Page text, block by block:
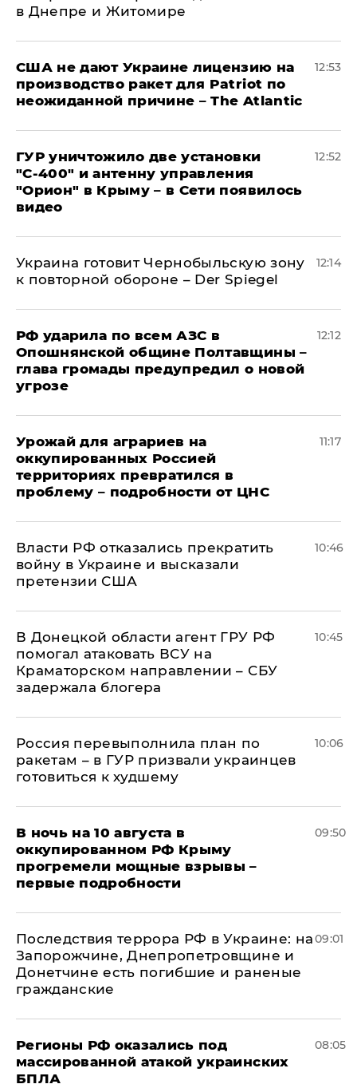
в Днепре и Житомире
США не дают Украине лицензию на
производство ракет для Patriot по
неожиданной причине – The Atlantic
12:53
ГУР уничтожило две установки
"С‑400" и антенну управления
"Орион" в Крыму – в Сети появилось
видео
12:52
Украина готовит Чернобыльскую зону
к повторной обороне – Der Spiegel
12:14
РФ ударила по всем АЗС в
Опошнянской общине Полтавщины –
глава громады предупредил о новой
угрозе
12:12
Урожай для аграриев на
оккупированных Россией
территориях превратился в
проблему – подробности от ЦНС
11:17
Власти РФ отказались прекратить
войну в Украине и высказали
претензии США
10:46
В Донецкой области агент ГРУ РФ
помогал атаковать ВСУ на
Краматорском направлении – СБУ
задержала блогера
10:45
Россия перевыполнила план по
ракетам – в ГУР призвали украинцев
готовиться к худшему
10:06
В ночь на 10 августа в
оккупированном РФ Крыму
прогремели мощные взрывы –
первые подробности
09:50
Последствия террора РФ в Украине: на
Запорожчине, Днепропетровщине и
Донетчине есть погибшие и раненые
гражданские
09:01
Регионы РФ оказались под
массированной атакой украинских
БПЛА
08:05